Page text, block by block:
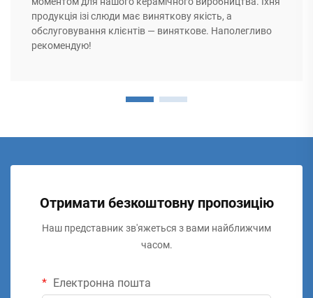
продукція ізі слюди має виняткову якість, а
обслуговування клієнтів — виняткове. Наполегливо
рекомендую!
Отримати безкоштовну пропозицію
Наш представник зв'яжеться з вами найближчим
часом.
Електронна пошта